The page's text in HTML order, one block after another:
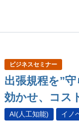
ビジネスセミナー
出張規程を”
効かせ、コス
AI(人工知能) イノ